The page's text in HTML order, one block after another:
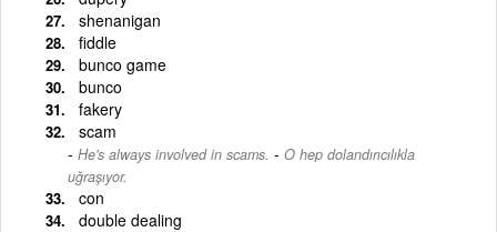
shenanigan
fiddle
bunco game
bunco
fakery
scam
He's always involved in scams. - O hep dolandırıcılıkla
uğraşıyor.
con
double dealing